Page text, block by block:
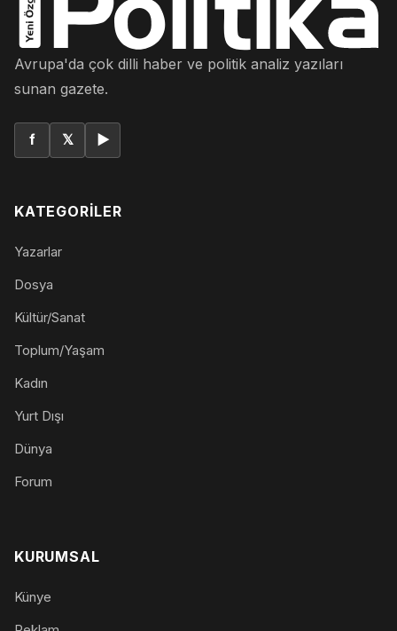
Avrupa'da çok dilli haber ve politik analiz yazıları
sunan gazete.
f 𝕏 ▶
KATEGORILER
Yazarlar
Dosya
Kültür/Sanat
Toplum/Yaşam
Kadın
Yurt Dışı
Dünya
Forum
KURUMSAL
Künye